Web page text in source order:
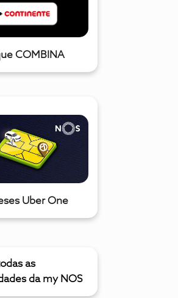
COMBINA
Uber One
as
da my NOS